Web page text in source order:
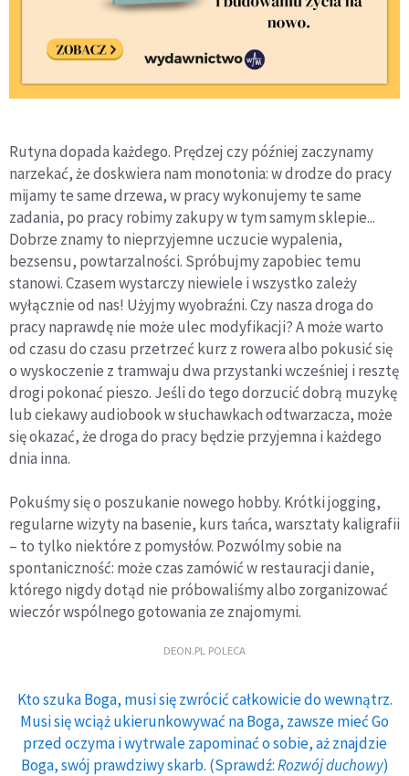
Rutyna dopada każdego. Prędzej czy później zaczynamy
narzekać, że doskwiera nam monotonia: w drodze do pracy
mijamy te same drzewa, w pracy wykonujemy te same
zadania, po pracy robimy zakupy w tym samym sklepie...
Dobrze znamy to nieprzyjemne uczucie wypalenia,
bezsensu, powtarzalności. Spróbujmy zapobiec temu
stanowi. Czasem wystarczy niewiele i wszystko zależy
wyłącznie od nas! Użyjmy wyobraźni. Czy nasza droga do
pracy naprawdę nie może ulec modyfikacji? A może warto
od czasu do czasu przetrzeć kurz z rowera albo pokusić się
o wyskoczenie z tramwaju dwa przystanki wcześniej i resztę
drogi pokonać pieszo. Jeśli do tego dorzucić dobrą muzykę
lub ciekawy audiobook w słuchawkach odtwarzacza, może
się okazać, że droga do pracy będzie przyjemna i każdego
dnia inna.
Pokuśmy się o poszukanie nowego hobby. Krótki jogging,
regularne wizyty na basenie, kurs tańca, warsztaty kaligrafii
– to tylko niektóre z pomysłów. Pozwólmy sobie na
spontaniczność: może czas zamówić w restauracji danie,
którego nigdy dotąd nie próbowaliśmy albo zorganizować
wieczór wspólnego gotowania ze znajomymi.
DEON.PL POLECA
Kto szuka Boga, musi się zwrócić całkowicie do wewnątrz.
Musi się wciąż ukierunkowywać na Boga, zawsze mieć Go
przed oczyma i wytrwale zapominać o sobie, aż znajdzie
Boga, swój prawdziwy skarb. (Sprawdź:Rozwój duchowy)